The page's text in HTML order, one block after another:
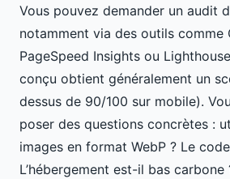
Vous pouvez demander un audit
notamment via des outils comme
PageSpeed Insights ou
conçu obtient généralement un
dessus de 90/100 sur mobile).
poser des questions concrètes :
images en format WebP ? Le
L’hébergement est-il bas carbone